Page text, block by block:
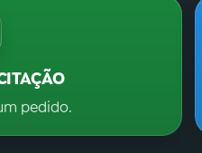
pedido.